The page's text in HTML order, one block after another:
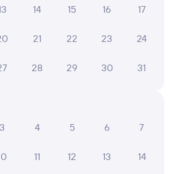
билетов
из Новокузнецка (ж/д
из Новокузнецка
до Буреи
14 15 16 17
21 22 23 24
28 29 30 31
3 4 5 6 7
11 12 13 14